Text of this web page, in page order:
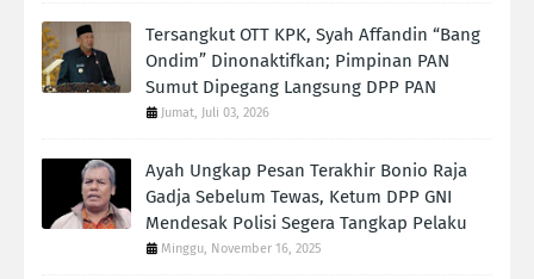
Tersangkut OTT KPK, Syah Affandin “Bang
Ondim” Dinonaktifkan; Pimpinan PAN
Sumut Dipegang Langsung DPP PAN
Jumat, Juli 03, 2026
Ayah Ungkap Pesan Terakhir Bonio Raja
Gadja Sebelum Tewas, Ketum DPP GNI
Mendesak Polisi Segera Tangkap Pelaku‎
Minggu, November 16, 2025